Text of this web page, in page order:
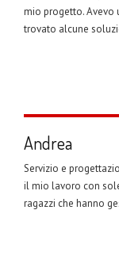
mio progetto. Avevo
trovato alcune
Andrea
Servizio e
il mio lavoro con
ragazzi che hanno